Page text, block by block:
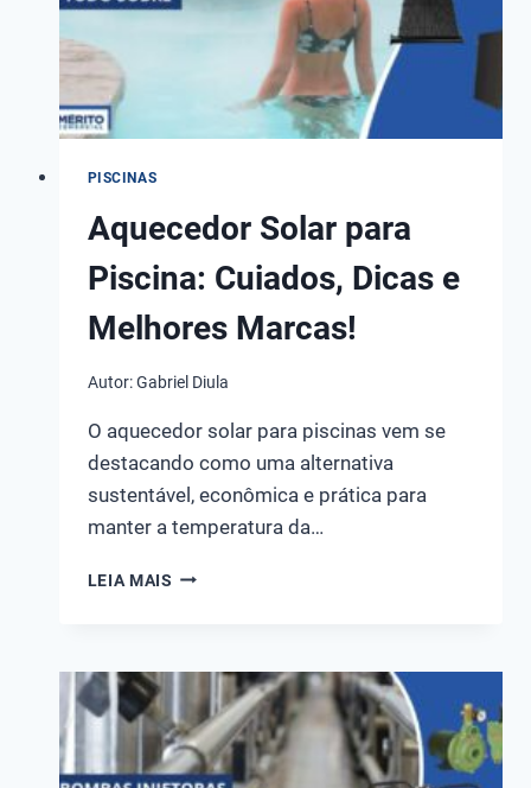
PISCINAS
Aquecedor Solar para
Piscina: Cuiados, Dicas e
Melhores Marcas!
Autor: Gabriel Diula
O aquecedor solar para piscinas vem se
destacando como uma alternativa
sustentável, econômica e prática para
manter a temperatura da…
LEIA MAIS AQUECEDOR
CUIADOS,
DICAS
E
MELHORES
MARCAS!